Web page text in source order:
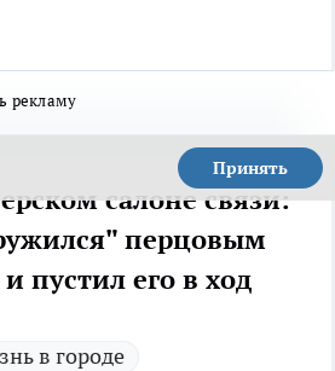
рекламу
Принять
салоне связи:
перцовым
пустил его в ход
в городе